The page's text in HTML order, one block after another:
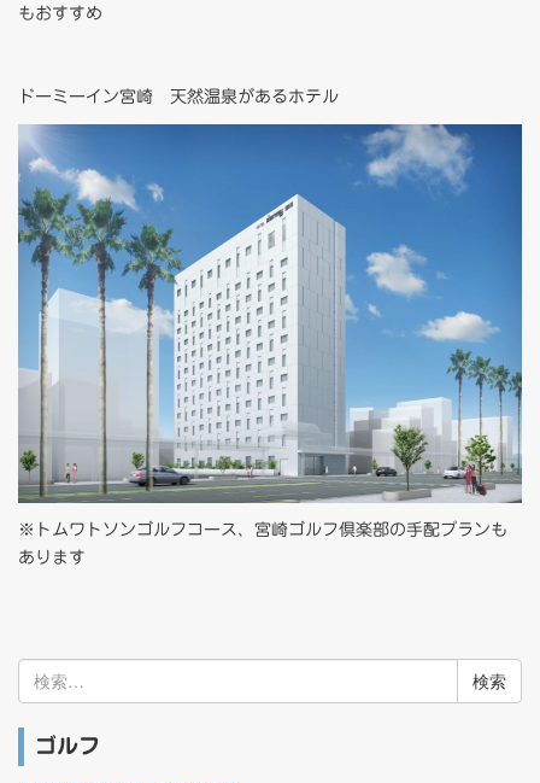
もおすすめ
ドーミーイン宮崎 天然温泉があるホテル
※トムワトソンゴルフコース、宮崎ゴルフ倶楽部の手配プランも
あります
検
索:
ゴルフ